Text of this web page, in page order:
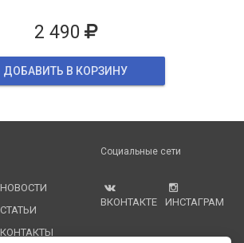
2 490
ДОБАВИТЬ В КОРЗИНУ
НОВОСТИ
СТАТЬИ
КОНТАКТЫ
Социальные сети
ВКОНТАКТЕ ИНСТАГРАМ